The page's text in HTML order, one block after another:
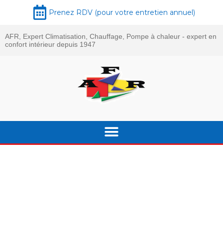
Prenez RDV (pour votre entretien annuel)
AFR, Expert Climatisation, Chauffage, Pompe à chaleur - expert en
confort intérieur depuis 1947